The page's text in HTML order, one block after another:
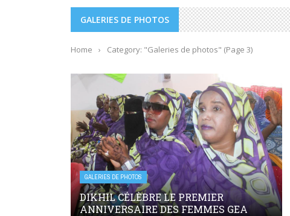
GALERIES DE PHOTOS
Home › Category: "Galeries de photos" (Page 3)
GALERIES DE PHOTOS
DIKHIL CÉLÈBRE LE PREMIER
ANNIVERSAIRE DES FEMMES GEA